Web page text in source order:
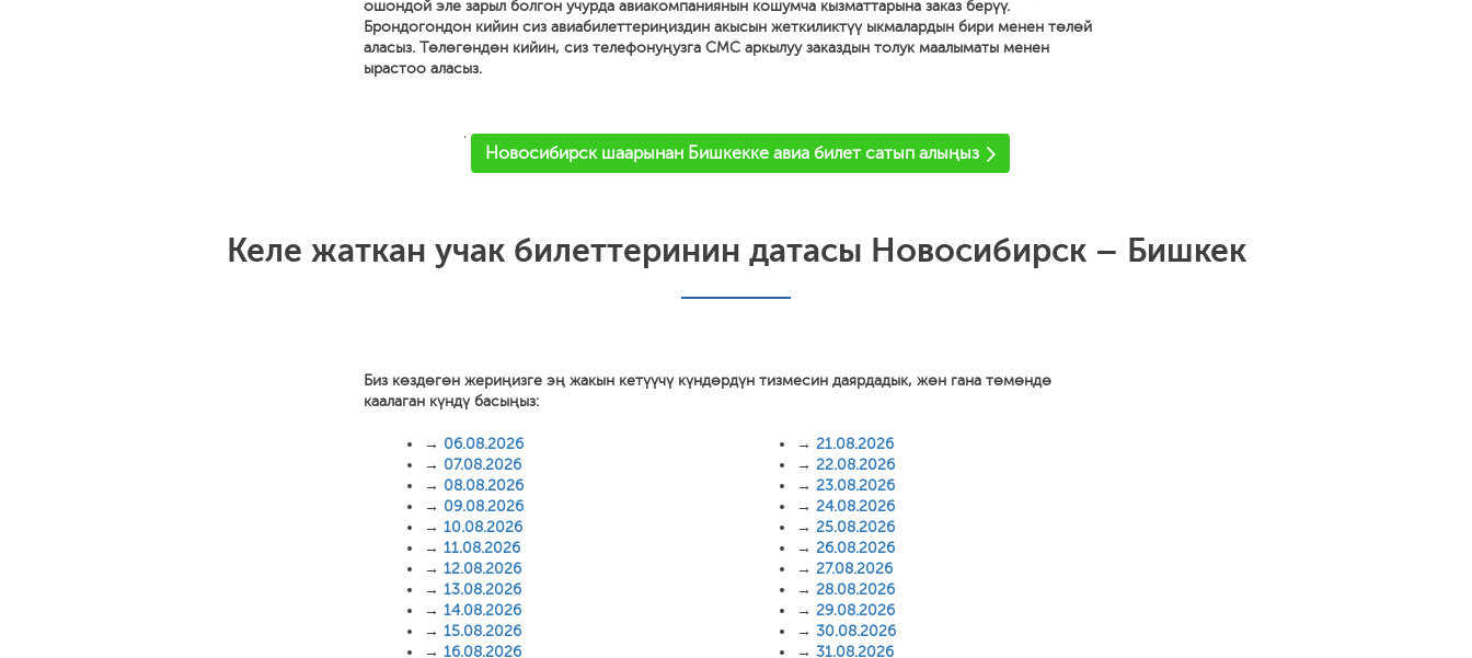
ошондой эле зарыл болгон учурда авиакомпаниянын кошумча кызматтарына заказ берүү.
Брондогондон кийин сиз авиабилеттериңиздин акысын жеткиликтүү ыкмалардын бири менен төлөй
аласыз. Төлөгөндөн кийин, сиз телефонуңузга СМС аркылуу заказдын толук маалыматы менен
ырастоо аласыз.
'
Новосибирск шаарынан Бишкекке авиа билет сатып алыңыз
Келе жаткан учак билеттеринин датасы Новосибирск – Бишкек
Биз көздөгөн жериңизге эң жакын кетүүчү күндөрдүн тизмесин даярдадык, жөн гана төмөндө
каалаган күндү басыңыз:
→ 06.08.2026
→ 07.08.2026
→ 08.08.2026
→ 09.08.2026
→ 10.08.2026
→ 11.08.2026
→ 12.08.2026
→ 13.08.2026
→ 14.08.2026
→ 15.08.2026
→ 16.08.2026
→ 21.08.2026
→ 22.08.2026
→ 23.08.2026
→ 24.08.2026
→ 25.08.2026
→ 26.08.2026
→ 27.08.2026
→ 28.08.2026
→ 29.08.2026
→ 30.08.2026
→ 31.08.2026